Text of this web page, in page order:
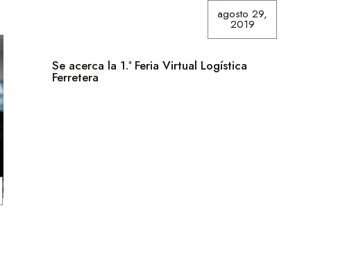
agosto 29,
2019
Se acerca la 1.ª Feria Virtual Logística
Ferretera